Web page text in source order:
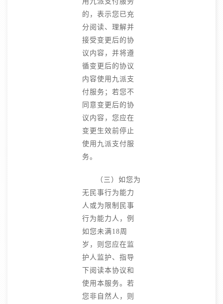
的，表示您已充
分阅读、理解并
接受变更后的协
议内容，并将遵
循变更后的协议
内容使用九派支
付服务；若您不
同意变更后的协
议内容，您应在
变更生效前停止
使用九派支付服
务。
（三）如您为
无民事行为能力
人或为限制民事
行为能力人，例
如您未满18周
岁，则您应在监
护人监护、指导
下阅读本协议和
使用本服务。若
您非自然人，则